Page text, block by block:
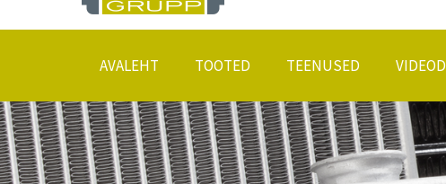
AVALEHT TOOTED
Radiaatorid
Erimõõdulised konditsioneerid ja kaloriiferid
TEENUSED
Remonttööd
Eritellimusel radiaatorid
VIDEOD